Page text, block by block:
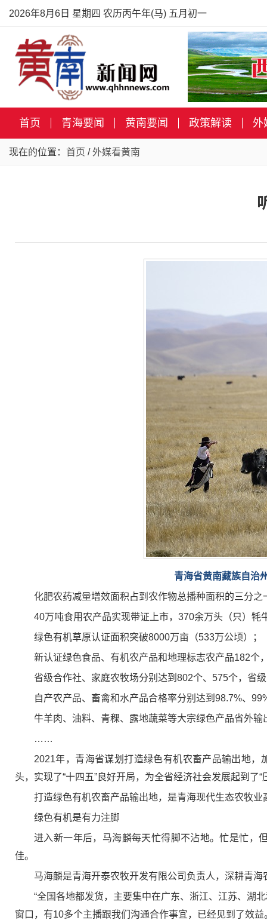
2026年8月6日 星期四 农历丙午年(马) 五月初一
首页 青海要闻 黄南要闻 政策解读 外
现在的位置： 首页 /外媒看黄南
青海省黄南藏族自治
化肥农药减量增效面积占到农作物总播种面积的三分之
40万吨食用农产品实现带证上市，370余万头（只）牦
绿色有机草原认证面积突破8000万亩（533万公顷）；
新认证绿色食品、有机农产品和地理标志农产品182个
省级合作社、家庭农牧场分别达到802个、575个，省
自产农产品、畜禽和水产品合格率分别达到98.7%、
牛羊肉、油料、青稞、露地蔬菜等大宗绿色产品省外
……
2021年，青海省谋划打造绿色有机农畜产品输出地
头，实现了“十四五”良好开局，为全省经济社会发展起到了“
打造绿色有机农畜产品输出地，是青海现代生态农牧业
绿色有机是有力注脚
进入新一年后，马海麟每天忙得脚不沾地。忙是忙，
佳。
马海麟是青海开泰农牧开发有限公司负责人，深耕青
“全国各地都发货，主要集中在广东、浙江、江苏、湖
窗口，有10多个主播跟我们沟通合作事宜，已经见到了效益